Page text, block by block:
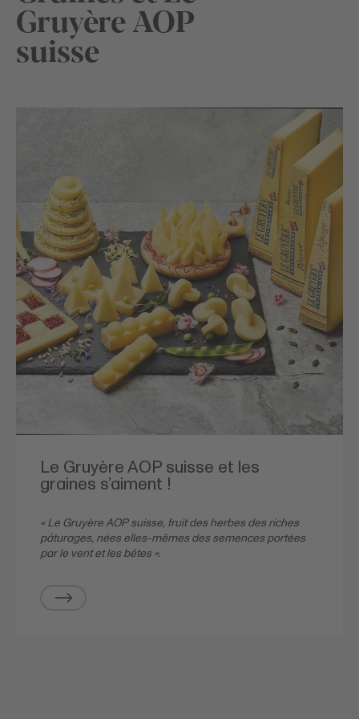
Gruyère AOP
suisse
Le Gruyère AOP suisse et les
graines s’aiment !
« Le Gruyère AOP suisse, fruit des herbes des riches
pâturages, nées elles-mêmes des semences portées
par le vent et les bêtes ».